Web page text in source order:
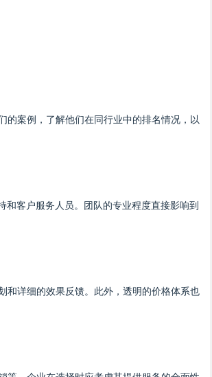
的案例，了解他们在同行业中的排名情况，以
和客户服务人员。团队的专业程度直接影响到
和详细的效果反馈。此外，透明的价格体系也